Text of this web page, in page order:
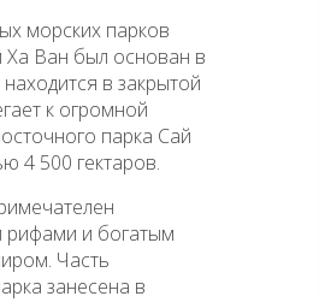
морских парков
Ха Ван был основан в
в закрытой
к огромной
парка Сай
4 500 гектаров.
рифами и богатым
Часть
занесена в